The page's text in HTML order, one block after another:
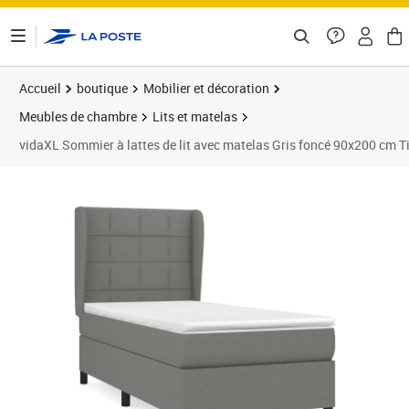
Accueil boutique
Mobilier et décoration
Meubles de chambre
Lits et matelas
vidaXL Sommier à lattes de lit avec matelas Gris foncé 90x200 cm